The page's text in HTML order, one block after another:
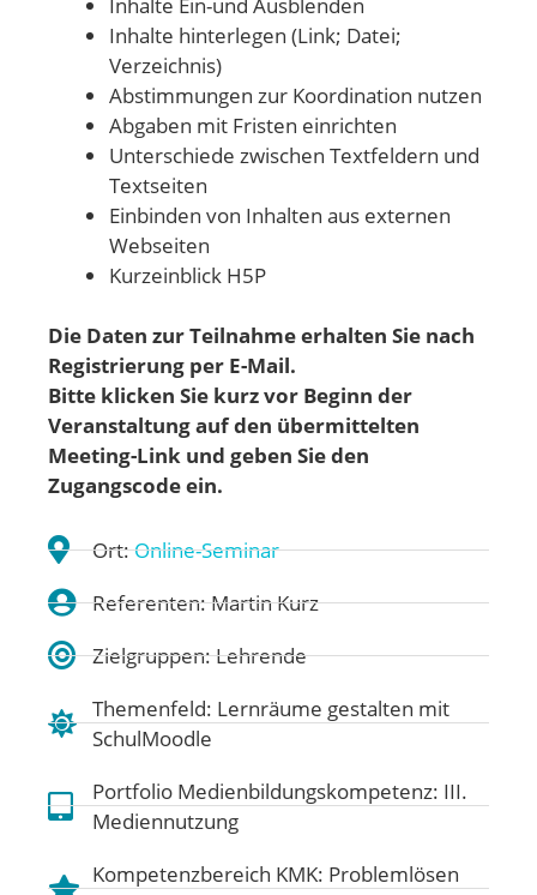
Inhalte hinterlegen (Link; Datei;
Verzeichnis)
Abstimmungen zur Koordination nutzen
Abgaben mit Fristen einrichten
Unterschiede zwischen Textfeldern und
Textseiten
Einbinden von Inhalten aus externen
Webseiten
Kurzeinblick H5P
Die Daten zur Teilnahme erhalten Sie nach
Registrierung per E-Mail.
Bitte klicken Sie kurz vor Beginn der
Veranstaltung auf den übermittelten
Meeting-Link und geben Sie den
Zugangscode ein.
Ort:Online-Seminar
Referenten: Martin Kurz
Zielgruppen: Lehrende
Themenfeld: Lernräume gestalten mit
SchulMoodle
Portfolio Medienbildungskompetenz: III.
Mediennutzung
Kompetenzbereich KMK: Problemlösen